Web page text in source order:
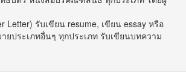
รับเขียน resume, เขียน essay หรือ
ยประเภทอื่นๆ ทุกประเภท รับเขียนบทความ